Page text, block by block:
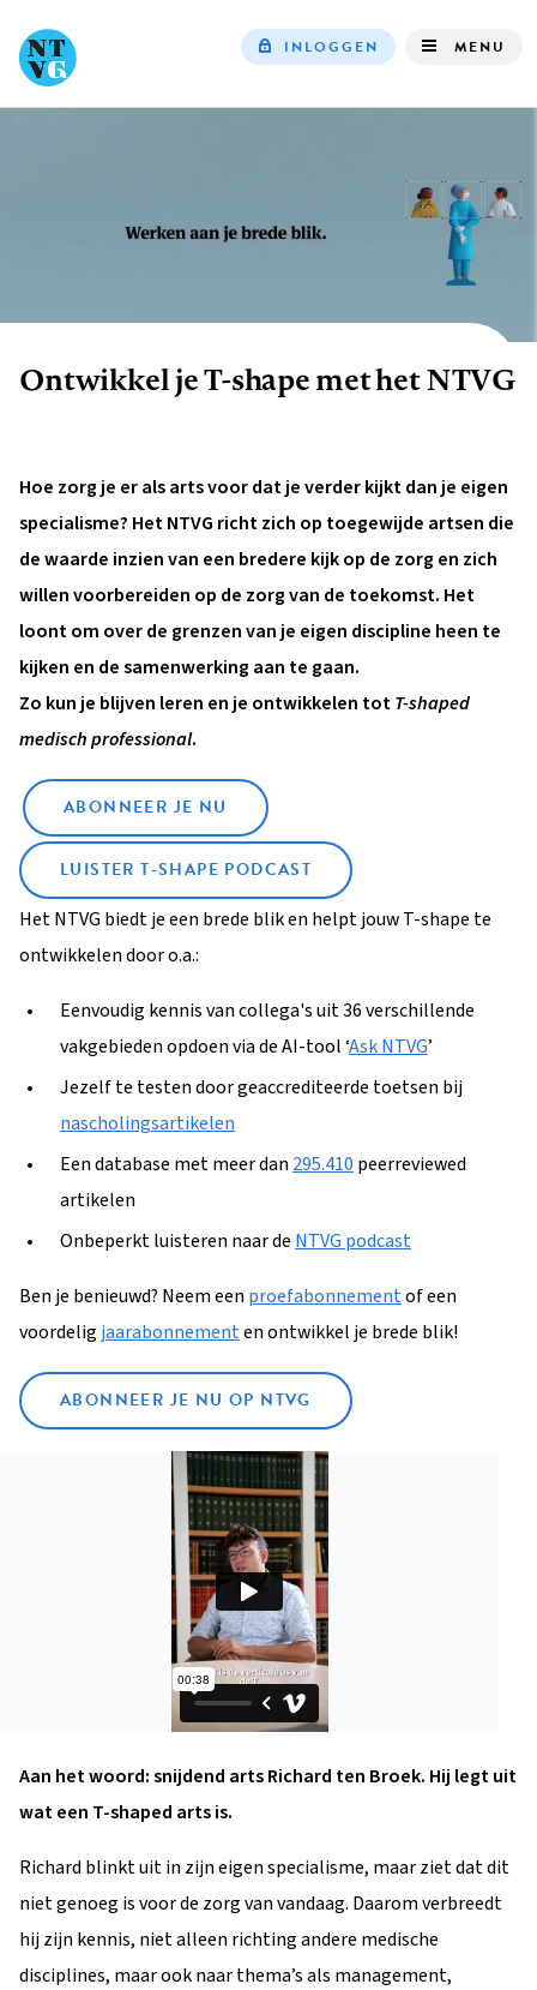
INLOGGEN MENU
Kruimelpad
Ontwikkel je T-shape met het NTVG
Hoe zorg je er als arts voor dat je verder kijkt dan je eigen
specialisme? Het NTVG richt zich op toegewijde artsen die
de waarde inzien van een bredere kijk op de zorg en zich
willen voorbereiden op de zorg van de toekomst. Het
loont om over de grenzen van je eigen discipline heen te
kijken en de samenwerking aan te gaan.
Zo kun je blijven leren en je ontwikkelen totT-shaped
medisch professional.
ABONNEER JE NU
LUISTER T-SHAPE PODCAST
Het NTVG biedt je een brede blik en helpt jouw T-shape te
ontwikkelen door o.a.:
Eenvoudig kennis van collega's uit 36 verschillende
vakgebieden opdoen via de AI-tool ‘Ask NTVG’
Jezelf te testen door geaccrediteerde toetsen bij
nascholingsartikelen
Een database met meer dan295.410peerreviewed
artikelen
Onbeperkt luisteren naar deNTVG podcast
Ben je benieuwd? Neem eenproefabonnementof een
voordeligjaarabonnementen ontwikkel je brede blik!
ABONNEER JE NU OP NTVG
Aan het woord: snijdend arts Richard ten Broek. Hij legt uit
wat een T-shaped arts is.
Richard blinkt uit in zijn eigen specialisme, maar ziet dat dit
niet genoeg is voor de zorg van vandaag. Daarom verbreedt
hij zijn kennis, niet alleen richting andere medische
disciplines, maar ook naar thema’s als management,